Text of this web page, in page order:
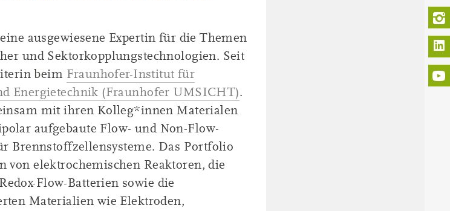
ausgewiesene Expertin für die Themen
und Sektorkopplungstechnologien. Seit
beim Fraunhofer-Institut für
Energietechnik (Fraunhofer UMSICHT).
mit ihren Kolleg*innen Materialen
aufgebaute Flow- und Non-Flow-
Brennstoffzellensysteme. Das Portfolio
von elektrochemischen Reaktoren, die
Flow-Batterien sowie die
Materialien wie Elektroden,